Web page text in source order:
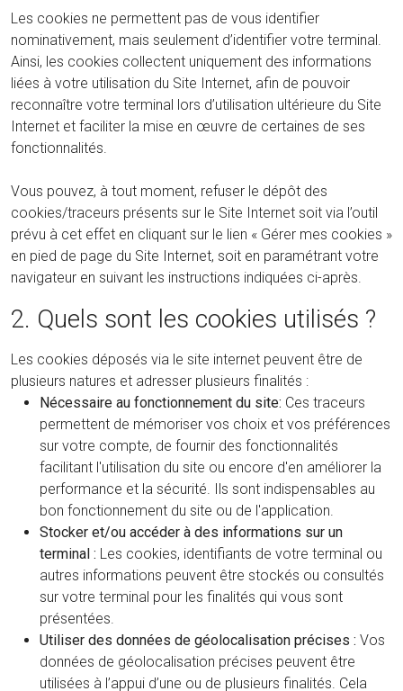
Les cookies ne permettent pas de vous identifier
nominativement, mais seulement d’identifier votre terminal.
Ainsi, les cookies collectent uniquement des informations
liées à votre utilisation du Site Internet, afin de pouvoir
reconnaître votre terminal lors d’utilisation ultérieure du Site
Internet et faciliter la mise en œuvre de certaines de ses
fonctionnalités.
Vous pouvez, à tout moment, refuser le dépôt des
cookies/traceurs présents sur le Site Internet soit via l’outil
prévu à cet effet en cliquant sur le lien « Gérer mes cookies »
en pied de page du Site Internet, soit en paramétrant votre
navigateur en suivant les instructions indiquées ci-après.
2. Quels sont les cookies utilisés ?
Les cookies déposés via le site internet peuvent être de
plusieurs natures et adresser plusieurs finalités :
Nécessaire au fonctionnement du site: Ces traceurs
permettent de mémoriser vos choix et vos préférences
sur votre compte, de fournir des fonctionnalités
facilitant l'utilisation du site ou encore d'en améliorer la
performance et la sécurité. Ils sont indispensables au
bon fonctionnement du site ou de l'application.
Stocker et/ou accéder à des informations sur un
terminal : Les cookies, identifiants de votre terminal ou
autres informations peuvent être stockés ou consultés
sur votre terminal pour les finalités qui vous sont
présentées.
Utiliser des données de géolocalisation précises : Vos
données de géolocalisation précises peuvent être
utilisées à l’appui d’une ou de plusieurs finalités. Cela